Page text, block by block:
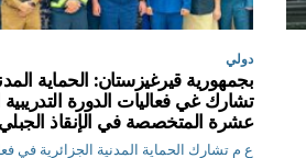
دولي
بجمهورية قيرغيزستان: الحماية
تشارك غي فعاليات الدورة التدريبية
عشرة المتخصصة في الإنقاذ الجبلي
ع م تشارك الحماية المدنية الجزائرية في